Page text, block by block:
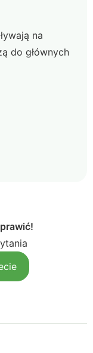
na
do głównych